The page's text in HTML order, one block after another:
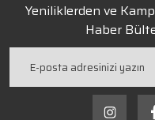
Yeniliklerden ve
Haber